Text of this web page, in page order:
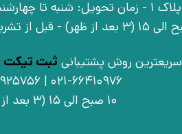
بن‌بست اوّل، پلاک 1 - زمان تحویل:
سریعترین روش پشتیبانی ثبت تیکت
10 صبح الی 15 (3 بعد از ظهر)